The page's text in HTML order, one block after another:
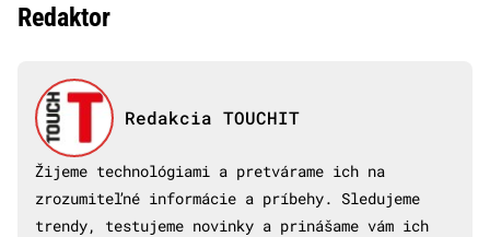
Redaktor
Redakcia TOUCHIT
Žijeme technológiami a pretvárame ich na
zrozumiteľné informácie a príbehy. Sledujeme
trendy, testujeme novinky a prinášame vám ich